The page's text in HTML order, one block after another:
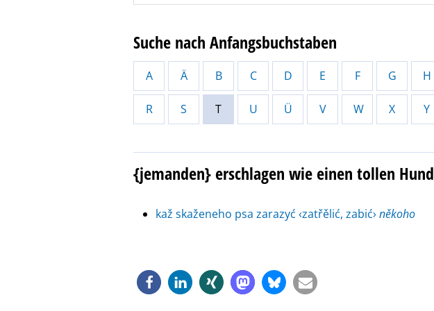
Suche nach Anfangsbuchstaben
A Ä B C D E F G H
R S T U Ü V W X Y
{jemanden} erschlagen wie einen tollen Hund
kaž skaženeho psa zarazyć ‹zatřělić, zabić› někoho